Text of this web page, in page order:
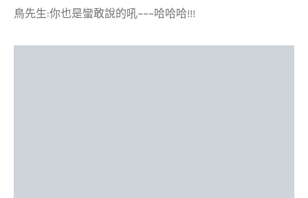
鳥先生:你也是蠻敢說的吼~~~哈哈哈!!!